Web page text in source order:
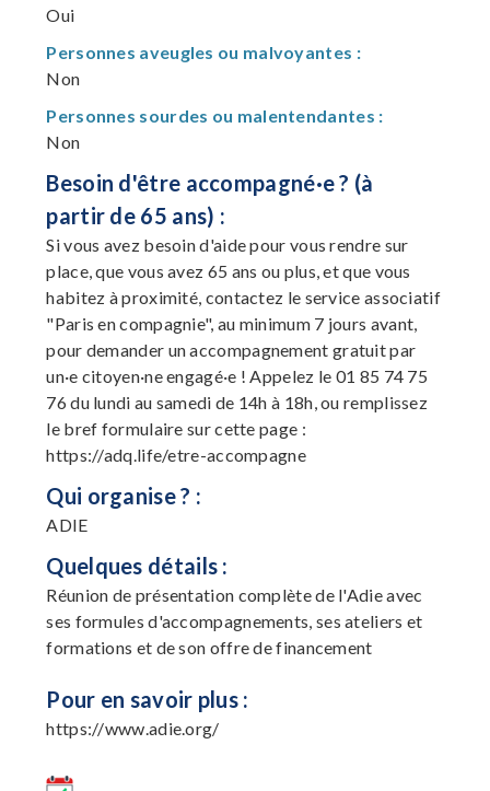
Oui
Personnes aveugles ou malvoyantes :
Non
Personnes sourdes ou malentendantes :
Non
Besoin d'être accompagné·e ? (à
partir de 65 ans) :
Si vous avez besoin d'aide pour vous rendre sur
place, que vous avez 65 ans ou plus, et que vous
habitez à proximité, contactez le service associatif
"Paris en compagnie", au minimum 7 jours avant,
pour demander un accompagnement gratuit par
un·e citoyen·ne engagé·e ! Appelez le 01 85 74 75
76 du lundi au samedi de 14h à 18h, ou remplissez
le bref formulaire sur cette page :
https://adq.life/etre-accompagne
Qui organise ? :
ADIE
Quelques détails :
Réunion de présentation complète de l'Adie avec
ses formules d'accompagnements, ses ateliers et
formations et de son offre de financement
Pour en savoir plus :
https://www.adie.org/